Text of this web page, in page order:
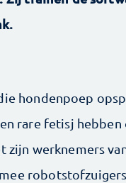
hondenpoep
rare fetisj hebben
zijn werknemers